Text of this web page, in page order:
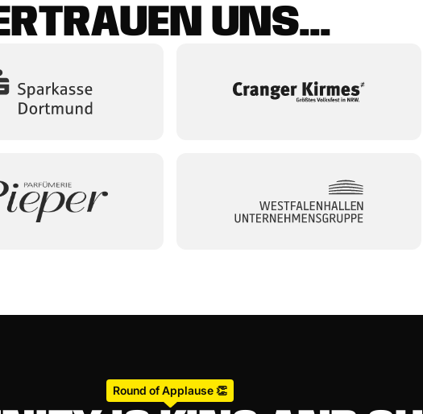
RTRAUEN UNS...
Round of Applause 👏